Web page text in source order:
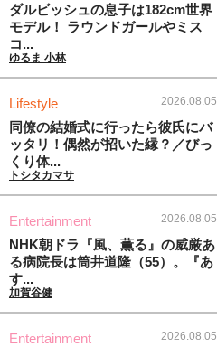
ダルビッシュの息子は182cm世界
モデル！ ラウンドガールやミス
コ...
ゆるま 小林
Lifestyle 2026.08.05
同僚の結婚式に行ったら彼氏にバ
ッタリ！偶然が招いた縁？／びっ
くり体...
トシタカマサ
Entertainment 2026.08.05
NHK朝ドラ『風、薫る』の威厳あ
る病院長は筒井道隆（55）。『あ
す...
加賀谷健
Entertainment 2026.08.05